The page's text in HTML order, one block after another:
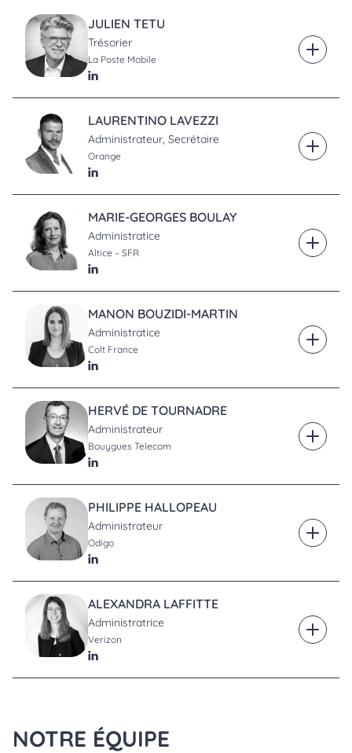
JULIEN TETU
Trésorier
La Poste Mobile
LinkedIn
En
LAURENTINO LAVEZZI
Administrateur, Secrétaire
Orange
LinkedIn
En
MARIE-GEORGES BOULAY
Administratice
Altice – SFR
LinkedIn
En
MANON BOUZIDI-MARTIN
Administratice
Colt France
LinkedIn
En
HERVÉ DE TOURNADRE
Administrateur
Bouygues Telecom
LinkedIn
En
PHILIPPE HALLOPEAU
Administrateur
Odigo
LinkedIn
En
ALEXANDRA LAFFITTE
Administratrice
Verizon
LinkedIn
En
NOTRE ÉQUIPE